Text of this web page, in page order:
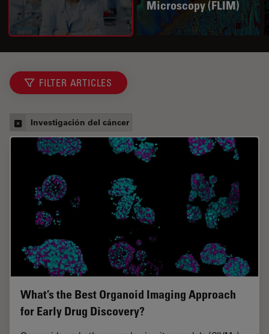
Microscopy (FLIM)
FILTER ARTICLES
Investigación del cáncer
What’s the Best Organoid Imaging Approach
for Early Drug Discovery?